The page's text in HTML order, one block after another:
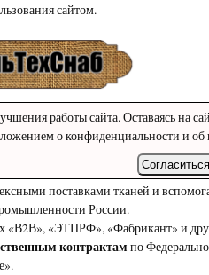
работы сайта. Оставаясь на
о конфиденциальности и
Согласиться
сайтом.
это стабильная и динамично
поставками тканей и
России.
«В2В», «ЭТПРФ», «Фабрикант» и
контрактам по